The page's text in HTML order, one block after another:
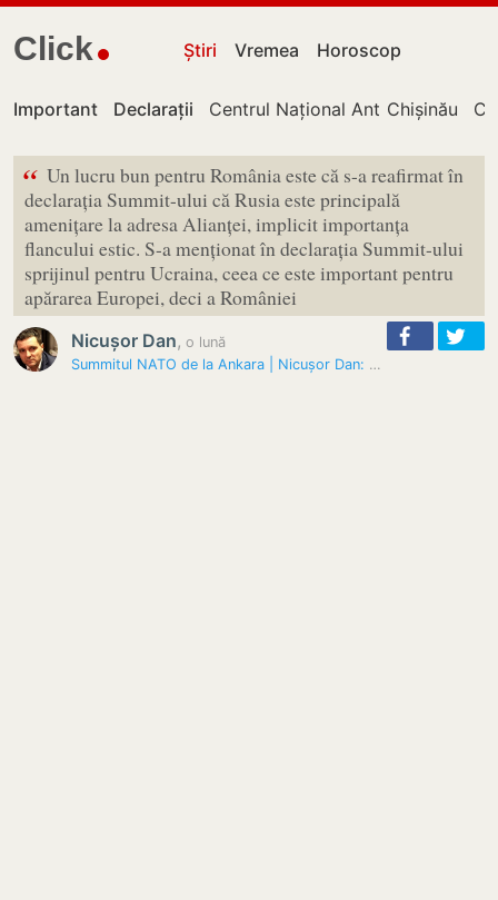
Click Știri Vremea Horoscop
Important Declarații Centrul Național Anticorupție
Chișinău
“ Un lucru bun pentru România este că s-a reafirmat în
declarația Summit-ului că Rusia este principală
amenițare la adresa Alianței, implicit importanța
flancului estic. S-a menționat în declarația Summit-ului
sprijinul pentru Ucraina, ceea ce este important pentru
apărarea Europei, deci a României
Nicușor Dan, o lună
Summitul NATO de la Ankara | Nicușor Dan: Am solicitat partenerilor să…